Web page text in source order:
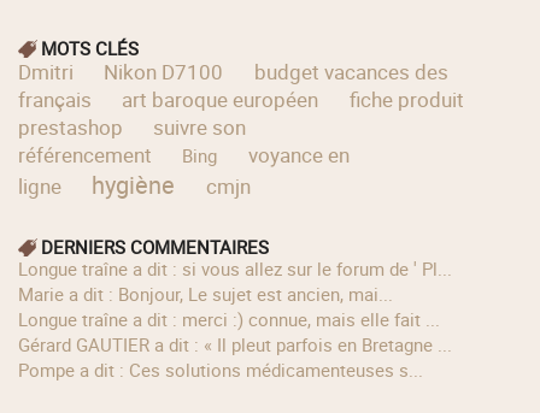
MOTS CLÉS
Dmitri Nikon D7100
budget vacances des
français
art baroque européen
fiche produit
prestashop
suivre son
référencement
Bing
voyance en
ligne
hygiène cmjn
DERNIERS COMMENTAIRES
longue traîne a dit : si vous allez sur le forum de ' Pl...
Marie a dit : Bonjour, Le sujet est ancien, mai...
longue traîne a dit : merci :) connue, mais elle fait ...
Gérard GAUTIER a dit : « Il pleut parfois en Bretagne ...
Pompe a dit : Ces solutions médicamenteuses s...